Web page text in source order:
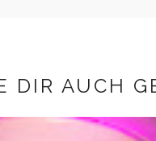
DIR AUCH